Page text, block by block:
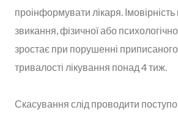
проінформувати лікаря.
звикання, фізичної або
зростає при порушенні
тривалості лікування понад 4 тиж.
Скасування слід проводити